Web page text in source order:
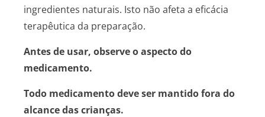
ingredientes naturais. Isto não afeta a eficácia
terapêutica da preparação.
Antes de usar, observe o aspecto do
medicamento.
Todo medicamento deve ser mantido fora do
alcance das crianças.